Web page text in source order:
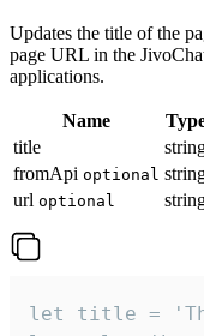
Updates the title of the
page URL in the
applications.
Name
title
fromApi optional
url optional
let title =